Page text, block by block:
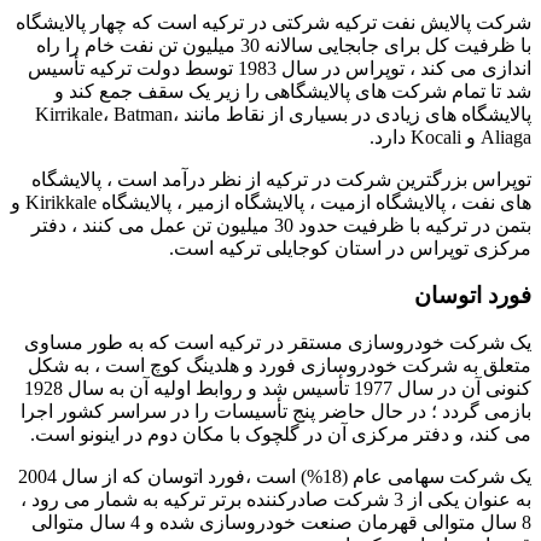
شرکت پالایش نفت ترکیه شرکتی در ترکیه است که چهار پالایشگاه
با ظرفیت کل برای جابجایی سالانه 30 میلیون تن نفت خام را راه
اندازی می کند ، توپراس در سال 1983 توسط دولت ترکیه تأسیس
شد تا تمام شرکت های پالایشگاهی را زیر یک سقف جمع کند و
پالایشگاه های زیادی در بسیاری از نقاط مانند Kirrikale، Batman،
Aliaga و Kocali دارد.
توپراس بزرگترین شرکت در ترکیه از نظر درآمد است ، پالایشگاه
های نفت ، پالایشگاه ازمیت ، پالایشگاه ازمیر ، پالایشگاه Kirikkale و
بتمن در ترکیه با ظرفیت حدود 30 میلیون تن عمل می کنند ، دفتر
مرکزی توپراس در استان کوجایلی ترکیه است.
فورد اتوسان
یک شرکت خودروسازی مستقر در ترکیه است که به طور مساوی
متعلق به شرکت خودروسازی فورد و هلدینگ کوچ است ، به شکل
کنونی آن در سال 1977 تأسیس شد و روابط اولیه آن به سال 1928
بازمی گردد ؛ در حال حاضر پنج تأسیسات را در سراسر کشور اجرا
می کند، و دفتر مرکزی آن در گلچوک با مکان دوم در اینونو است.
یک شرکت سهامی عام (18%) است ،فورد اتوسان که از سال 2004
به عنوان یکی از 3 شرکت صادرکننده برتر ترکیه به شمار می رود ،
8 سال متوالی قهرمان صنعت خودروسازی شده و 4 سال متوالی